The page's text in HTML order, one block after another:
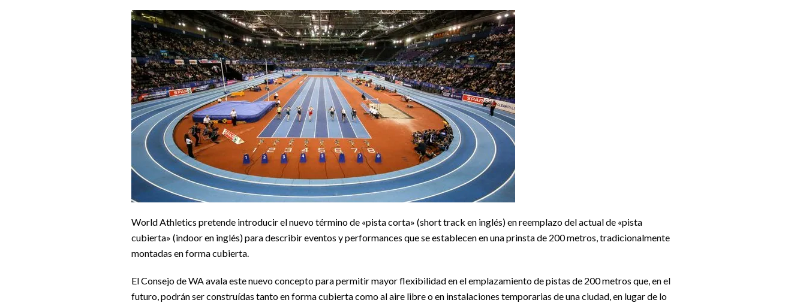
World Athletics pretende introducir el nuevo término de «pista corta» (short track en inglés) en reemplazo del actual de «pista
cubierta» (indoor en inglés) para describir eventos y performances que se establecen en una prinsta de 200 metros, tradicionalmente
montadas en forma cubierta.
El Consejo de WA avala este nuevo concepto para permitir mayor flexibilidad en el emplazamiento de pistas de 200 metros que, en el
futuro, podrán ser construídas tanto en forma cubierta como al aire libre o en instalaciones temporarias de una ciudad, en lugar de lo